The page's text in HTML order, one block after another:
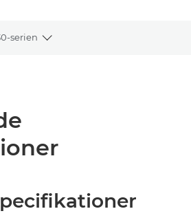
serien
Toggle breadcrumbs